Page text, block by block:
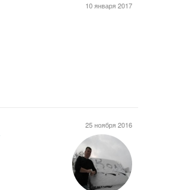
10 января 2017
25 ноября 2016